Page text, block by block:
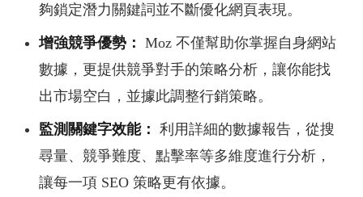
夠鎖定潛力關鍵詞並不斷優化網頁表現。
增強競爭優勢： Moz 不僅幫助你掌握自身網站
數據，更提供競爭對手的策略分析，讓你能找
出市場空白，並據此調整行銷策略。
監測關鍵字效能： 利用詳細的數據報告，從搜
尋量、競爭難度、點擊率等多維度進行分析，
讓每一項 SEO 策略更有依據。